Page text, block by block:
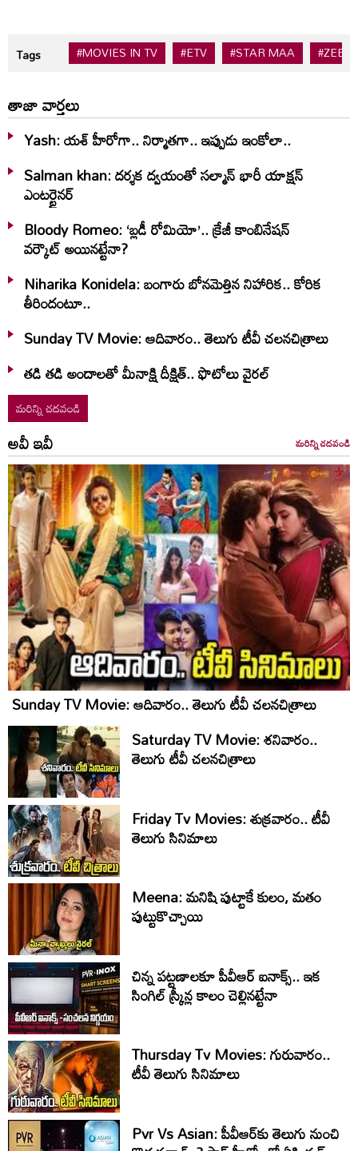
Tags #MOVIES IN TV #ETV #STAR MAA #ZEE
తాజా వార్తలు
Yash: యశ్ హీరోగా.. నిర్మాతగా.. ఇప్పుడు ఇంకోలా..
Salman khan: దర్శక ద్వయంతో సల్మాన్ భారీ యాక్షన్
ఎంటర్టైనర్
Bloody Romeo: ‘బ్లడీ రోమియో’.. క్రేజీ కాంబినేషన్
వర్కౌట్ అయినట్టేనా?
Niharika Konidela: బంగారు బోనమెత్తిన నిహారిక.. కోరిక
తీరిందంటూ..
Sunday TV Movie: ఆదివారం.. తెలుగు టీవీ చ‌ల‌న‌చిత్రాలు
తడి తడి అందాలతో మీనాక్షి దీక్షిత్‌.. ఫొటోలు వైరల్
మరిన్ని చదవండి
అవీ ఇవీ మరిన్ని చదవండి
Sunday TV Movie: ఆదివారం.. తెలుగు టీవీ చ‌ల‌న‌చిత్రాలు
Saturday TV Movie: శ‌నివారం..
తెలుగు టీవీ చ‌ల‌న‌చిత్రాలు
Friday Tv Movies: శుక్ర‌వారం.. టీవీ
తెలుగు సినిమాలు
Meena: మనిషి పుట్టాకే కులం, మతం
పుట్టుకొచ్చాయి
చిన్న పట్టణాలకూ పీవీఆర్ ఐనాక్స్.. ఇక
సింగిల్ స్క్రీన్ల కాలం చెల్లినట్టేనా
Thursday Tv Movies: గురువారం..
టీవీ తెలుగు సినిమాలు
Pvr Vs Asian: పీవీఆర్‌కు తెలుగు నుంచి